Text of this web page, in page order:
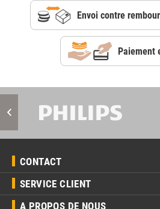
Envoi contre
Paiement
CONTACT
SERVICE CLIENT
A PROPOS DE NOUS